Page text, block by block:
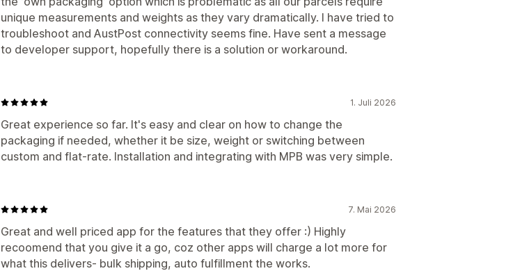
unique measurements and weights as they vary dramatically. I have tried to
troubleshoot and AustPost connectivity seems fine. Have sent a message
to developer support, hopefully there is a solution or workaround.
1. Juli 2026
Great experience so far. It's easy and clear on how to change the
packaging if needed, whether it be size, weight or switching between
custom and flat-rate. Installation and integrating with MPB was very simple.
7. Mai 2026
Great and well priced app for the features that they offer :) Highly
recoomend that you give it a go, coz other apps will charge a lot more for
what this delivers- bulk shipping, auto fulfillment the works.